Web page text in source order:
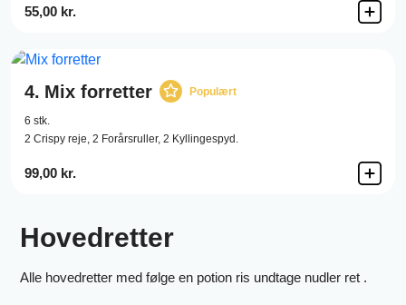
55,00 kr.
4. Mix forretter Populært
6 stk.
2 Crispy reje, 2 Forårsruller, 2 Kyllingespyd.
99,00 kr.
Hovedretter
Alle hovedretter med følge en potion ris undtage nudler ret .